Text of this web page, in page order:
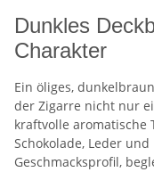
Dunkles
Charakter
Ein öliges,
der Zigarre nicht nur
kraftvolle aromatische
Schokolade, Leder
Geschmacksprofil,